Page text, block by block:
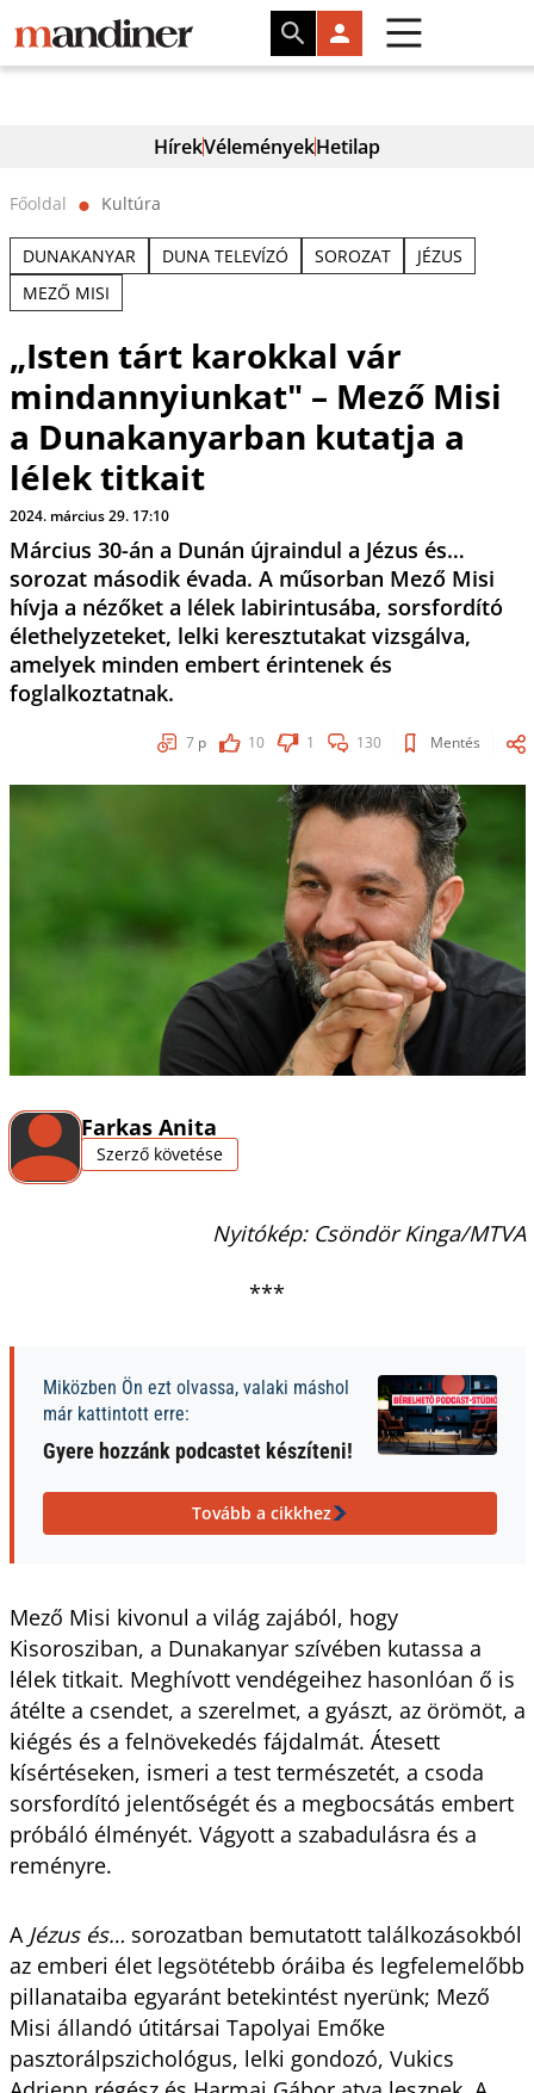
HírekVéleményekHetilap
Főoldal ⬤ Kultúra
DUNAKANYAR DUNA TELEVÍZÓ SOROZAT
JÉZUS
MEZŐ MISI
„Isten tárt karokkal vár
mindannyiunkat" – Mező Misi
a Dunakanyarban kutatja a
lélek titkait
2024. március 29. 17:10
Március 30-án a Dunán újraindul a Jézus és…
sorozat második évada. A műsorban Mező Misi
hívja a nézőket a lélek labirintusába, sorsfordító
élethelyzeteket, lelki keresztutakat vizsgálva,
amelyek minden embert érintenek és
foglalkoztatnak.
7 p 10 1 130 Mentés
Farkas Anita
Szerző követése
Nyitókép: Csöndör Kinga/MTVA
***
Miközben Ön ezt olvassa, valaki máshol
már kattintott erre:
Gyere hozzánk podcastet készíteni!
Tovább a cikkhez
Mező Misi kivonul a világ zajából, hogy
Kisorosziban, a Dunakanyar szívében kutassa a
lélek titkait. Meghívott vendégeihez hasonlóan ő is
átélte a csendet, a szerelmet, a gyászt, az örömöt, a
kiégés és a felnövekedés fájdalmát. Átesett
kísértéseken, ismeri a test természetét, a csoda
sorsfordító jelentőségét és a megbocsátás embert
próbáló élményét. Vágyott a szabadulásra és a
reményre.
AJézus és… sorozatban bemutatott találkozásokból
az emberi élet legsötétebb óráiba és legfelemelőbb
pillanataiba egyaránt betekintést nyerünk; Mező
Misi állandó útitársai Tapolyai Emőke
pasztorálpszichológus, lelki gondozó, Vukics